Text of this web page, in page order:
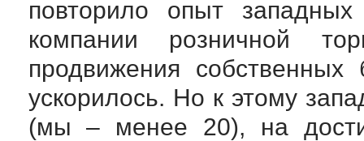
повторило опыт
компании розничной
продвижения
ускорилось. Но к этому
(мы – менее 20), на